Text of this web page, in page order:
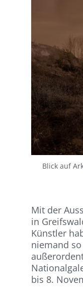
Blick auf
Mit der
in
Künstler
niemand
bis 8.